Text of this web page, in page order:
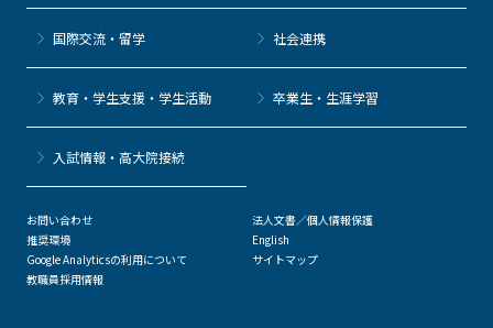
国際交流・留学 社会連携
教育・学生支援・学生活動 卒業生・生涯学習
⼊試情報・高大院接続
お問い合わせ
推奨環境
Google Analyticsの利用について
教職員採用情報
法人文書／個人情報保護
English
サイトマップ